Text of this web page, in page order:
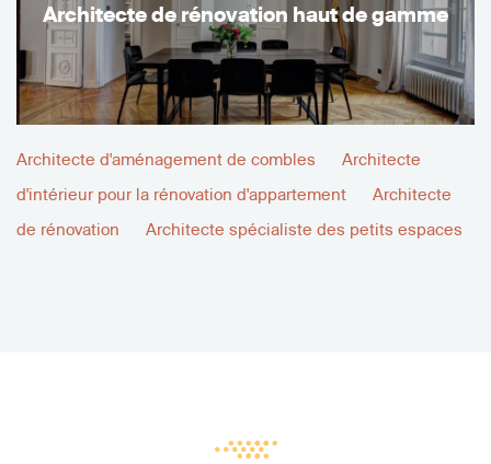
Architecte de rénovation haut de gamme
Architecte d'aménagement de combles
Architecte
d'intérieur pour la rénovation d'appartement
Architecte
de rénovation
Architecte spécialiste des petits espaces